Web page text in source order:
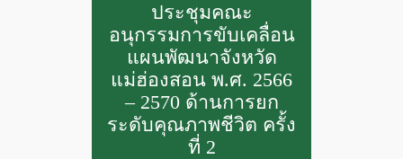
ประชุมคณะ
อนุกรรมการขับเคลื่อน
แผนพัฒนาจังหวัด
แม่ฮ่องสอน พ.ศ. 2566
– 2570 ด้านการยก
ระดับคุณภาพชีวิต ครั้ง
ที่ 2